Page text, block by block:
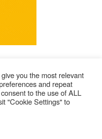
Où Trouver Poly ?
– Magazine Poly – BKN
you the most relevant
and repeat
to the use of ALL
"Cookie Settings" to